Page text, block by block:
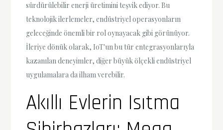
sürdürülebilir enerji üretimini teşvik ediyor. Bu
teknolojik ilerlemeler, endüstriyel operasyonların
geleceğinde önemli bir rol oynayacak gibi görünüyor.
İleriye dönük olarak, IoT'un bu tür entegrasyonlarıyla
kazanılan deneyimler, diğer büyük ölçekli endüstriyel
uygulamalara da ilham verebilir.
Akıllı Evlerin Isıtma